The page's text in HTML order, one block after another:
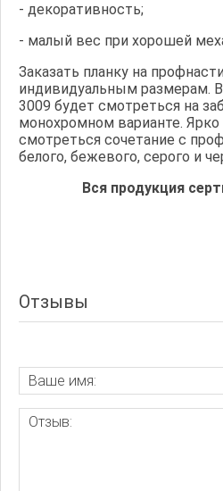
- декоративность;
- малый вес при хорошей
Заказать планку на
индивидуальным размерам.
3009 будет смотреться на
монохромном варианте. Ярко
смотреться сочетание с
белого, бежевого, серого и
Вся продукция
Отзывы